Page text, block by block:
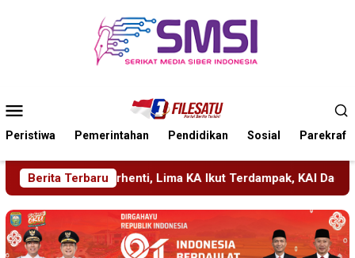
Mobile
Peristiwa Pemerintahan Pendidikan Sosial Parekraf
Berita Terbaru
KA Ikut Terdampak, KAI Daop 7 Gerak Cepat Pulihkan